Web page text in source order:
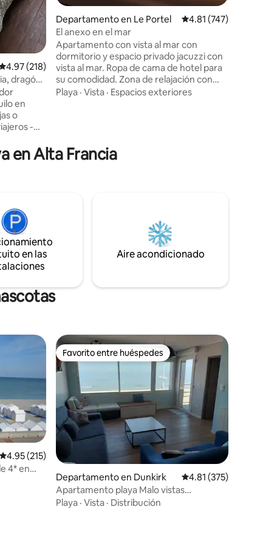
promedio: 4.97 de 5; 218 evaluaciones
4.97 (218)
dragón,
en
-
a 5
y
Departamento en Le Portel Calificación promedio:
4.81 (747)
El anexo en el mar
Apartamento con vista al mar con
dormitorio y espacio privado jacuzzi con
vista al mar. Ropa de cama de hotel para
su comodidad. Zona de relajación con
piedras calientes, infrarrojos y
para el «desayuno» (café, té, azúcar, 2
panecillos al vacío, 2 botellas de agua, 2
Playa · Vista · Espacios exteriores
en Alta Francia
en las
Aire acondicionado
Calificación promedio: 4.95 de 5; 215 evaluaciones
4.95 (215)
4* en
Favorito entre huéspedes
Favorito entre huéspedes
Departamento en Dunkirk Calificación promedio:
4.81 (375)
Apartamento playa Malo vistas
excepcionales
Playa · Vista · Distribución